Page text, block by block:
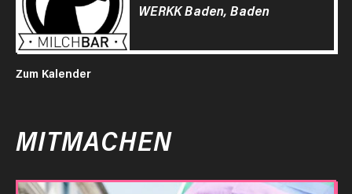
WERKK Baden, Baden
Zum Kalender
MITMACHEN